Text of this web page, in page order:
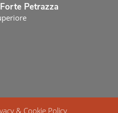
Petrazza
& Cookie Policy